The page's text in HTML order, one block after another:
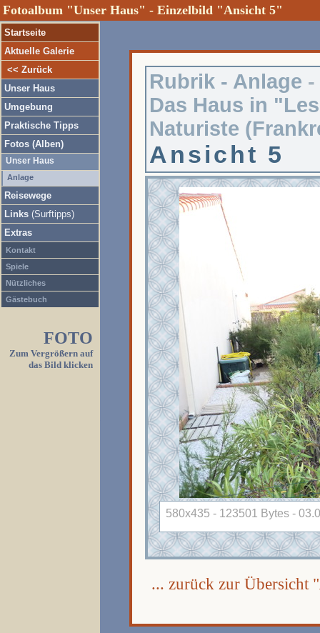
Fotoalbum "Unser Haus" - Einzelbild "Ansicht 5"
Startseite
Aktuelle Galerie
<< Zurück
Unser Haus
Umgebung
Praktische Tipps
Fotos (Alben)
Unser Haus
Anlage
Reisewege
Links (Surftipps)
Extras
Kontakt
Spiele
Nützliches
Gästebuch
FOTO
Zum Vergrößern auf
das Bild klicken
Rubrik - Anlage -
Das Haus in
Naturiste
Ansicht 5
580x435 - 123501 Bytes -
... zurück zur Übersicht "